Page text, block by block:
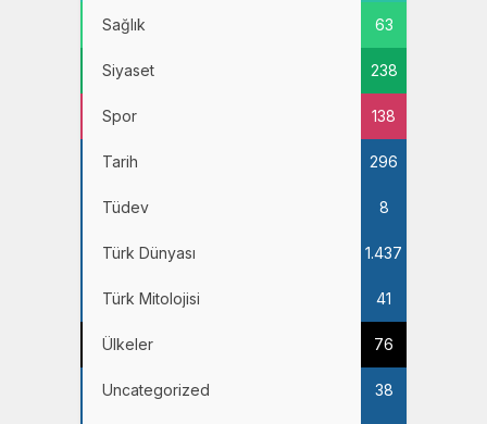
Sağlık 63
Siyaset 238
Spor 138
Tarih 296
Tüdev 8
Türk Dünyası 1.437
Türk Mitolojisi 41
Ülkeler 76
Uncategorized 38